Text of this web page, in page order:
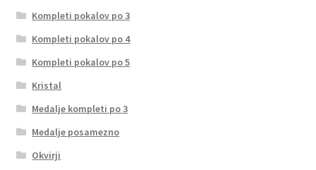
Kompleti pokalov po 3
Kompleti pokalov po 4
Kompleti pokalov po 5
Kristal
Medalje kompleti po 3
Medalje posamezno
Okvirji